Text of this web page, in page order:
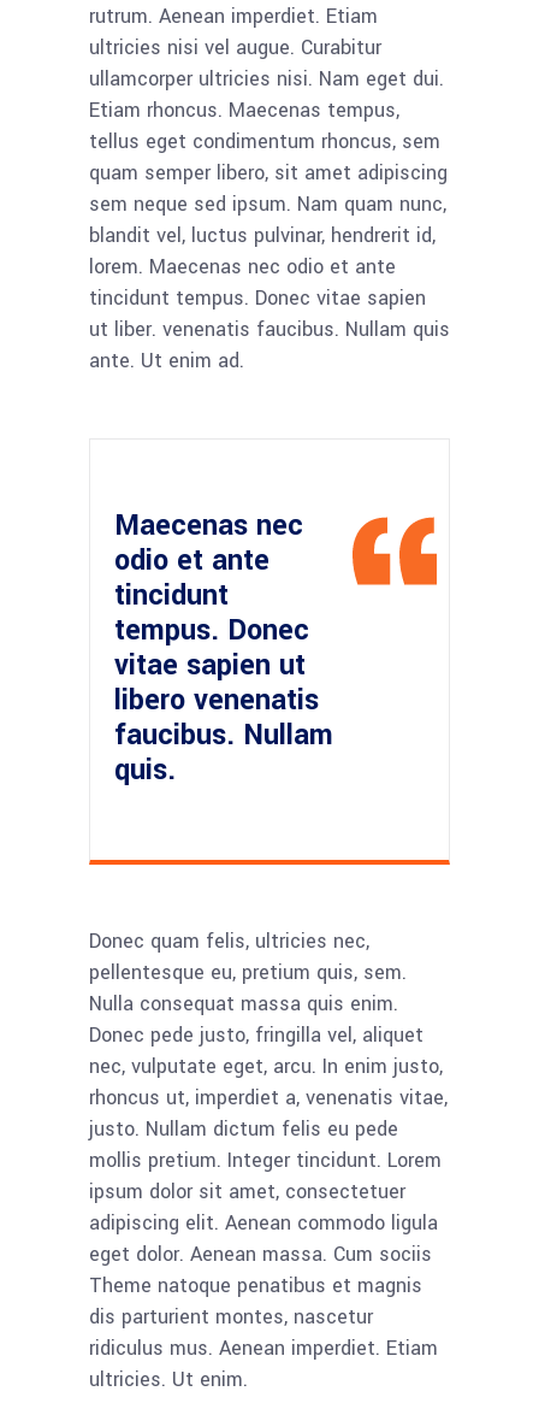
rutrum. Aenean imperdiet. Etiam
ultricies nisi vel augue. Curabitur
ullamcorper ultricies nisi. Nam eget dui.
Etiam rhoncus. Maecenas tempus,
tellus eget condimentum rhoncus, sem
quam semper libero, sit amet adipiscing
sem neque sed ipsum. Nam quam nunc,
blandit vel, luctus pulvinar, hendrerit id,
lorem. Maecenas nec odio et ante
tincidunt tempus. Donec vitae sapien
ut liber. venenatis faucibus. Nullam quis
ante. Ut enim ad.
Maecenas nec
odio et ante
tincidunt
tempus. Donec
vitae sapien ut
libero venenatis
faucibus. Nullam
quis.
Donec quam felis, ultricies nec,
pellentesque eu, pretium quis, sem.
Nulla consequat massa quis enim.
Donec pede justo, fringilla vel, aliquet
nec, vulputate eget, arcu. In enim justo,
rhoncus ut, imperdiet a, venenatis vitae,
justo. Nullam dictum felis eu pede
mollis pretium. Integer tincidunt. Lorem
ipsum dolor sit amet, consectetuer
adipiscing elit. Aenean commodo ligula
eget dolor. Aenean massa. Cum sociis
Theme natoque penatibus et magnis
dis parturient montes, nascetur
ridiculus mus. Aenean imperdiet. Etiam
ultricies. Ut enim.